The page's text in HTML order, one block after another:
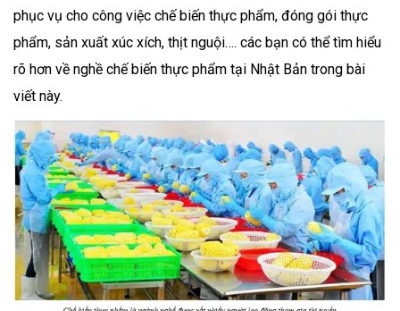
phục vụ cho công việc chế biến thực phẩm, đóng gói thực
phẩm, sản xuất xúc xích, thịt nguội…. các bạn có thể tìm hiểu
rõ hơn về nghề chế biến thực phẩm tại Nhật Bản trong bài
viết này.